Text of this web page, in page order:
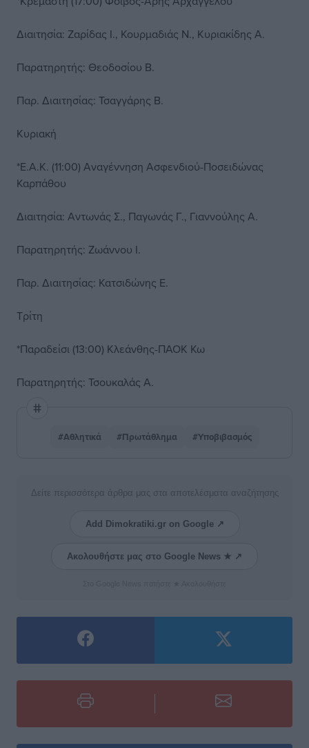
Διαιτησία: Ζαρίδας Ι., Κουρμαδιάς Ν., Κυριακίδης Α.
Παρατηρητής: Θεοδοσίου Β.
Παρ. Διαιτησίας: Τσαγγάρης Β.
Κυριακή
*Ε.Α.Κ. (11:00) Αναγέννηση Ασφενδιού-Ποσειδώνας
Καρπάθου
Διαιτησία: Αντωνάς Σ., Παγωνάς Γ., Γιαννούλης Α.
Παρατηρητής: Ζωάννου Ι.
Παρ. Διαιτησίας: Κατσιδώνης Ε.
Τρίτη
*Παραδείσι (13:00) Κλεάνθης-ΠΑΟΚ Κω
Παρατηρητής: Τσουκαλάς Α.
#Αθλητικά #Πρωτάθλημα #Υποβιβασμός
Δείτε περισσότερα άρθρα μας στα αποτελέσματα αναζήτησης
Add Dimokratiki.gr on Google ↗
Ακολουθήστε μας στο Google News ★ ↗